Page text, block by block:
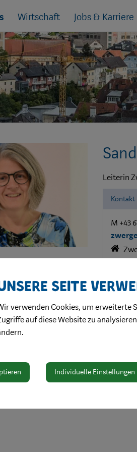
Wirtschaft Jobs & Karriere
Leiterin
Kontakt
M +43
Adresse
3340
Seite
verwenden Cookies, um erweiterte
auf diese Website zu
Individuelle Einstellungen